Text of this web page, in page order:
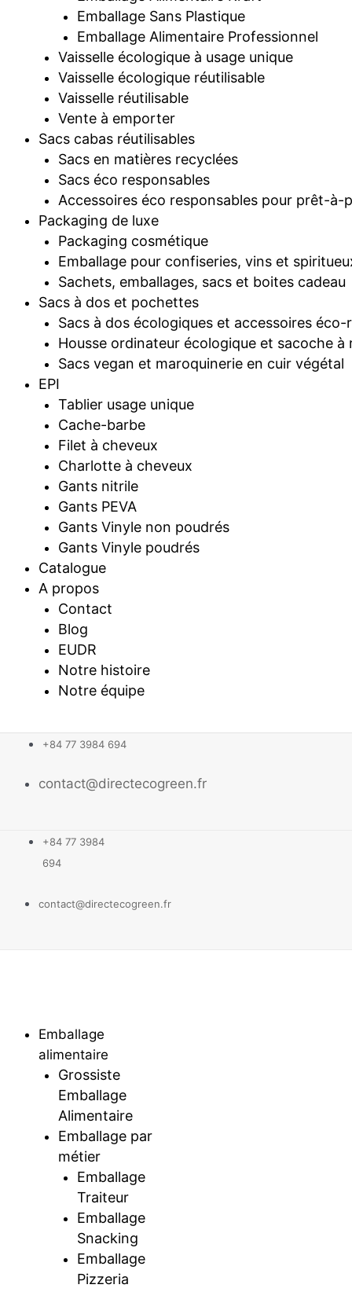
Emballage Sans Plastique
Emballage Alimentaire Professionnel
Vaisselle écologique à usage unique
Vaisselle écologique réutilisable
Vaisselle réutilisable
Vente à emporter
Sacs cabas réutilisables
Sacs en matières recyclées
Sacs éco responsables
Accessoires éco responsables pour prêt-à-
Packaging de luxe
Packaging cosmétique
Emballage pour confiseries, vins et
Sachets, emballages, sacs et boites cadeau
Sacs à dos et pochettes
Sacs à dos écologiques et accessoires éco-
Housse ordinateur écologique et sacoche à
Sacs vegan et maroquinerie en cuir végétal
EPI
Tablier usage unique
Cache-barbe
Filet à cheveux
Charlotte à cheveux
Gants nitrile
Gants PEVA
Gants Vinyle non poudrés
Gants Vinyle poudrés
Catalogue
A propos
Contact
Blog
EUDR
Notre histoire
Notre équipe
+84 77 3984 694
contact@directecogreen.fr
+84 77 3984
694
contact@directecogreen.fr
Emballage
alimentaire
Grossiste
Emballage
Alimentaire
Emballage par
métier
Emballage
Traiteur
Emballage
Snacking
Emballage
Pizzeria